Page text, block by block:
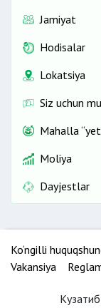
Jamiyat
Hodisalar
Lokatsiya
Siz uchun
Mahalla
Moliya
Dayjestlar
Ko‘ngilli
Vakansiya